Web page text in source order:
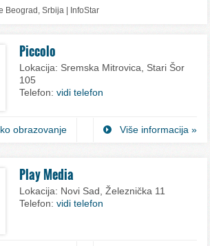
Beograd, Srbija | InfoStar
Piccolo
Lokacija: Sremska Mitrovica, Stari Šor
105
Telefon:vidi telefon
obrazovanje Više informacija »
Play Media
Lokacija: Novi Sad, Železnička 11
Telefon:vidi telefon